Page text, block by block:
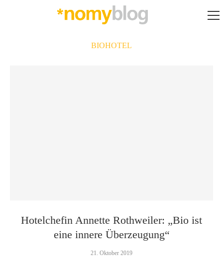
BIOHOTEL
Hotelchefin Annette Rothweiler: „Bio ist
eine innere Überzeugung“
21. Oktober 2019